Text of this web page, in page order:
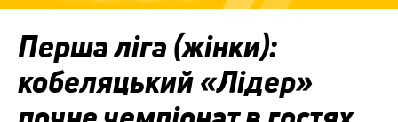
Перша ліга (жінки):
кобеляцький «Лідер»